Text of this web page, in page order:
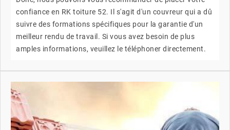
confiance en RK toiture 52. Il s'agit d'un couvreur qui a dû
suivre des formations spécifiques pour la garantie d'un
meilleur rendu de travail. Si vous avez besoin de plus
amples informations, veuillez le téléphoner directement.